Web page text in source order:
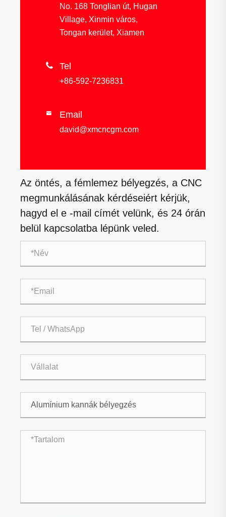
No. 168 Tonglian út, Hugan
Village, Xinmin város,
Tongan kerület, Xiamen
 Tel
+86-592-7236831
 Email
david@xmcncgm.com
Az öntés, a fémlemez bélyegzés, a CNC
megmunkálásának kérdéseiért kérjük,
hagyd el e -mail címét velünk, és 24 órán
belül kapcsolatba lépünk veled.